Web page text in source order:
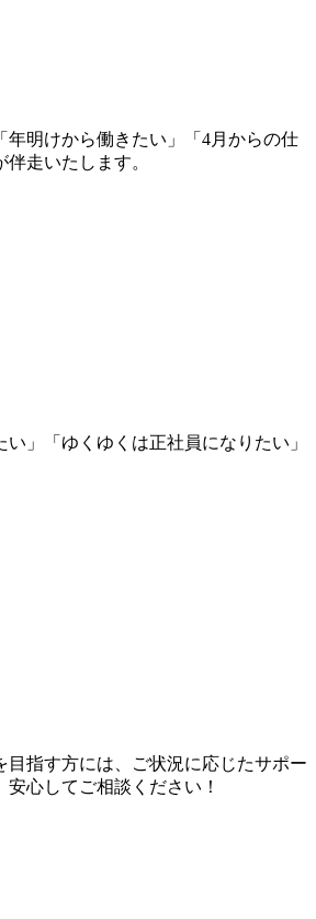
「年明けから働きたい」「4月からの仕
走いたします。
い」「ゆくゆくは正社員になりたい」
指す方には、ご状況に応じたサポー
心してご相談ください！